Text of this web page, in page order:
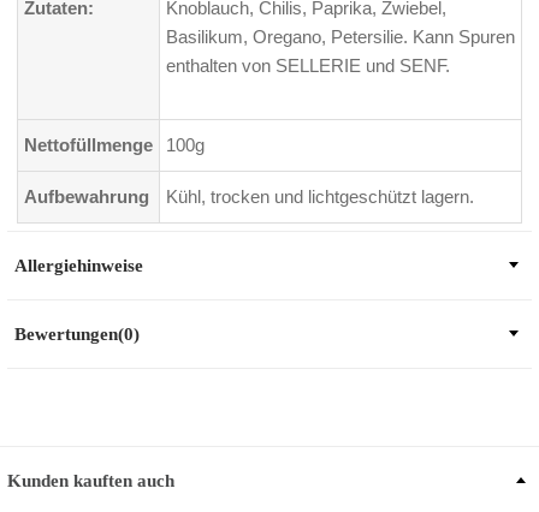
Zutaten:
Knoblauch, Chilis, Paprika, Zwiebel,
Basilikum, Oregano, Petersilie. Kann Spuren
enthalten von SELLERIE und SENF.
Nettofüllmenge 100g
Aufbewahrung Kühl, trocken und lichtgeschützt lagern.
Allergiehinweise
Bewertungen(0)
Kunden kauften auch